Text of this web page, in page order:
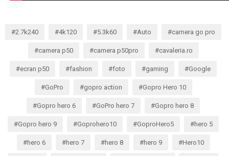
2.7k240 4k120 5.3k60 Auto camera go pro
camera p50 camera p50pro cavaleria.ro
ecran p50 fashion foto gaming Google
GoPro gopro action Gopro Hero 10
Gopro hero 6 GoPro hero 7 Gopro hero 8
Gopro hero 9 Goprohero10 GoproHero5 hero 5
hero 6 hero 7 hero 8 hero 9 Hero10